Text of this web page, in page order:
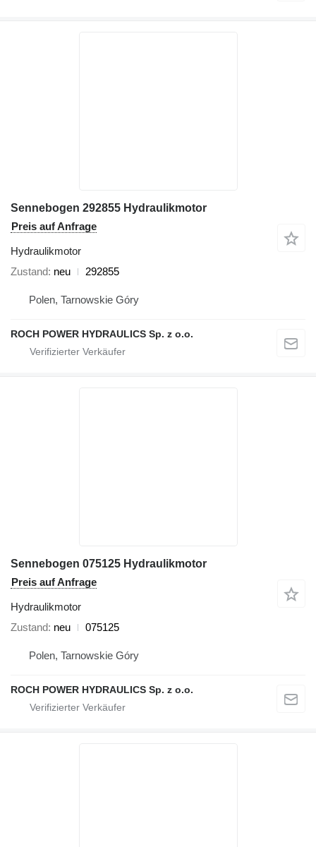
Sennebogen 292855 Hydraulikmotor
Preis auf Anfrage
Hydraulikmotor
Zustand neu 292855
Polen, Tarnowskie Góry
ROCH POWER HYDRAULICS Sp. z o.o.
Sennebogen 075125 Hydraulikmotor
Preis auf Anfrage
Hydraulikmotor
Zustand neu 075125
Polen, Tarnowskie Góry
ROCH POWER HYDRAULICS Sp. z o.o.